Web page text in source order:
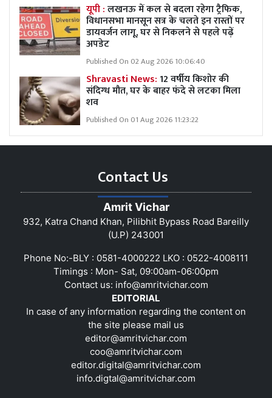
यूपी :लखनऊ में कल से बदला रहेगा ट्रैफिक,
विधानसभा मानसून सत्र के चलते इन रास्तों पर
डायवर्जन लागू, घर से निकलने से पहले पढ़ें
अपडेट
Published On 02 Aug 2026 10:06:40
Shravasti News:12 वर्षीय किशोर की
संदिग्ध मौत, घर के बाहर फंदे से लटका मिला
शव
Published On 01 Aug 2026 11:23:22
Contact Us
Amrit Vichar
932, Katra Chand Khan, Pilibhit Bypass Road Bareilly
(U.P) 243001
Phone No:-BLY : 0581-4000222 LKO : 0522-4008111
Timings : Mon- Sat, 09:00am-06:00pm
Contact us: info@amritvichar.com
EDITORIAL
In case of any information regarding the content on
the site please mail us
editor@amritvichar.com
coo@amritvichar.com
editor.digital@amritvichar.com
info.digtal@amritvichar.com